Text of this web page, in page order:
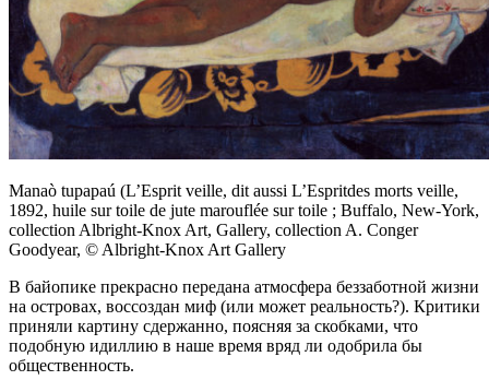
Manaò tupapaú (L’Esprit veille, dit aussi L’Espritdes morts veille,
1892, huile sur toile de jute marouflée sur toile ; Buffalo, New-York,
collection Albright-Knox Art, Gallery, collection A. Conger
Goodyear, © Albright-Knox Art Gallery
В байопике прекрасно передана атмосфера беззаботной жизни
на островах, воссоздан миф (или может реальность?). Критики
приняли картину сдержанно, поясняя за скобками, что
подобную идиллию в наше время вряд ли одобрила бы
общественность.